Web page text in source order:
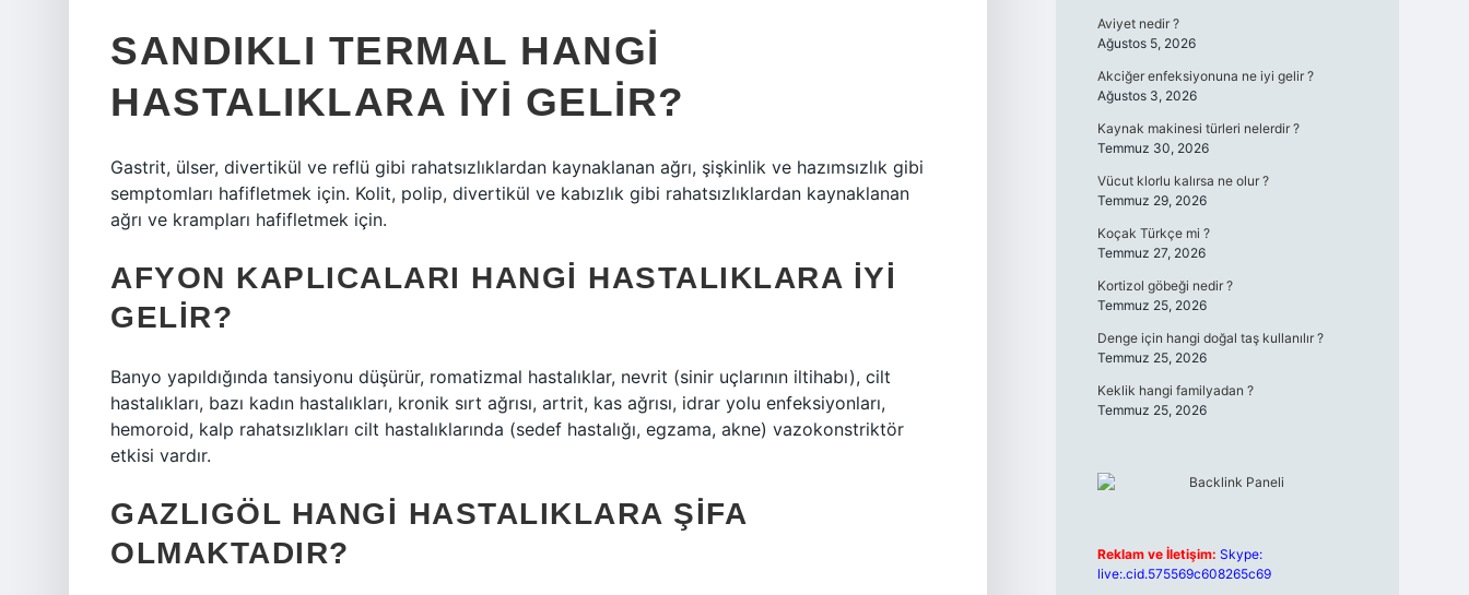
SANDIKLI TERMAL HANGI
HASTALIKLARA IYI GELIR?
Gastrit, ülser, divertikül ve reflü gibi rahatsızlıklardan kaynaklanan ağrı, şişkinlik ve hazımsızlık gibi
semptomları hafifletmek için. Kolit, polip, divertikül ve kabızlık gibi rahatsızlıklardan kaynaklanan
ağrı ve krampları hafifletmek için.
AFYON KAPLICALARI HANGI HASTALIKLARA IYI
GELIR?
Banyo yapıldığında tansiyonu düşürür, romatizmal hastalıklar, nevrit (sinir uçlarının iltihabı), cilt
hastalıkları, bazı kadın hastalıkları, kronik sırt ağrısı, artrit, kas ağrısı, idrar yolu enfeksiyonları,
hemoroid, kalp rahatsızlıkları cilt hastalıklarında (sedef hastalığı, egzama, akne) vazokonstriktör
etkisi vardır.
GAZLIGÖL HANGI HASTALIKLARA ŞIFA
OLMAKTADIR?
Aviyet nedir ?
Ağustos 5, 2026
Akciğer enfeksiyonuna ne iyi gelir ?
Ağustos 3, 2026
Kaynak makinesi türleri nelerdir ?
Temmuz 30, 2026
Vücut klorlu kalırsa ne olur ?
Temmuz 29, 2026
Koçak Türkçe mi ?
Temmuz 27, 2026
Kortizol göbeği nedir ?
Temmuz 25, 2026
Denge için hangi doğal taş kullanılır ?
Temmuz 25, 2026
Keklik hangi familyadan ?
Temmuz 25, 2026
Reklam ve İletişim: Skype:
live:.cid.575569c608265c69